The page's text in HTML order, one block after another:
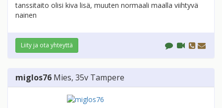
tanssitaito olisi kiva lisä, muuten normaali maalla viihtyvä
nainen
Liity ja ota yhteyttä
miglos76 Mies, 35v Tampere